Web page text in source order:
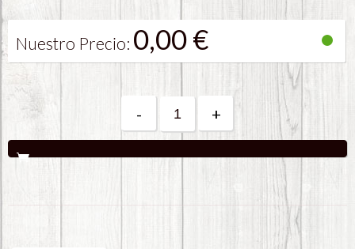
Nuestro Precio: 0,00 €
- +